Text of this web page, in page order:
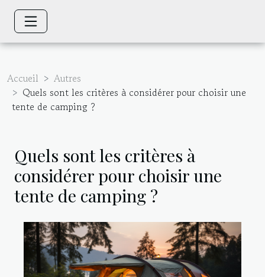
Accueil
Autres
Quels sont les critères à considérer pour choisir une
tente de camping ?
Quels sont les critères à
considérer pour choisir une
tente de camping ?